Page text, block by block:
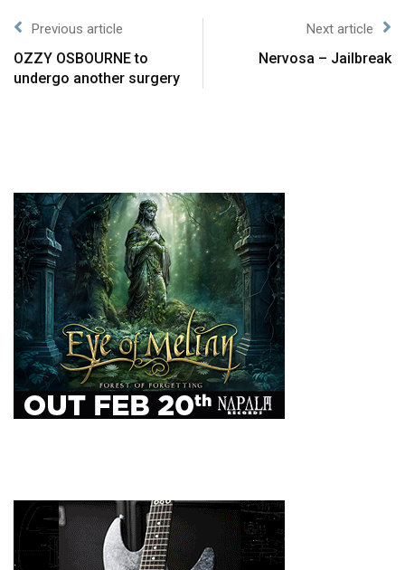
Previous article
OZZY OSBOURNE to
undergo another surgery
Next article
Nervosa – Jailbreak